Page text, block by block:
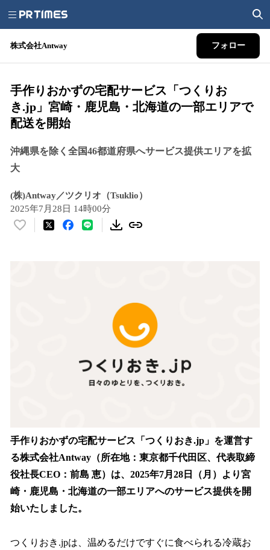
株式会社Antway フォロー
手作りおかずの宅配サービス「つくりお
き.jp」宮崎・鹿児島・北海道の一部エリアで
配送を開始
沖縄県を除く全国46都道府県へサービス提供エリアを拡
大
(株)Antway／ツクリオ（Tsuklio）
2025年7月28日 14時00分
い
手作りおかずの宅配サービス「つくりおき.jp」を運営す
る株式会社Antway（所在地：東京都千代田区、代表取締
役社長CEO：前島 恵）は、2025年7月28日（月）より宮
崎・鹿児島・北海道の一部エリアへのサービス提供を開
始いたしました。
つくりおき.jpは、温めるだけですぐに食べられる冷蔵お